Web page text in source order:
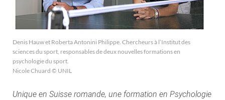
Denis Hauw et Roberta Antonini Philippe. Chercheurs à l’Institut des
sciences du sport, responsables de deux nouvelles formations en
psychologie du sport.
Nicole Chuard © UNIL
Unique en Suisse romande, une formation en Psychologie